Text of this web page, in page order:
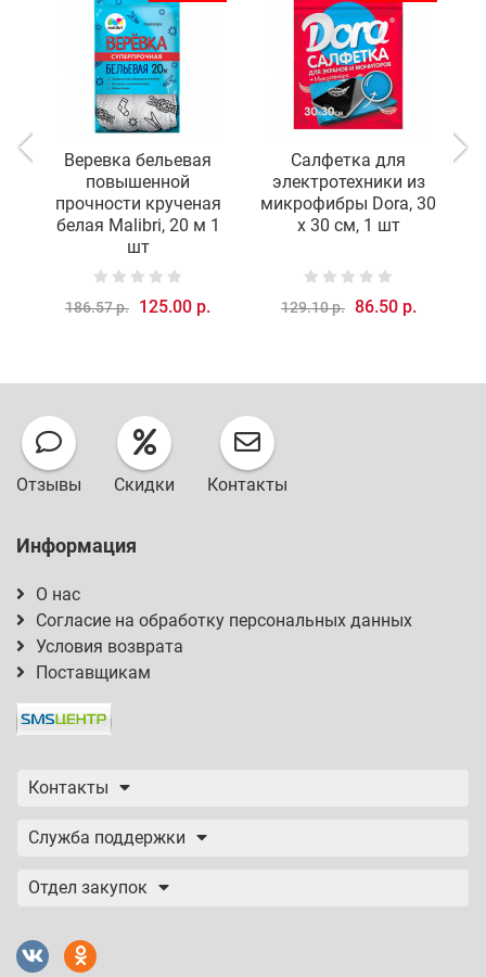
Веревка бельевая
повышенной
прочности крученая
белая Malibri, 20 м 1
шт
186.57 р. 125.00 р.
Салфетка для
электротехники из
микрофибры Dora, 30
х 30 см, 1 шт
129.10 р. 86.50 р.
Отзывы Скидки Контакты
Информация
О нас
Согласие на обработку персональных данных
Условия возврата
Поставщикам
Контакты
Служба поддержки
Отдел закупок